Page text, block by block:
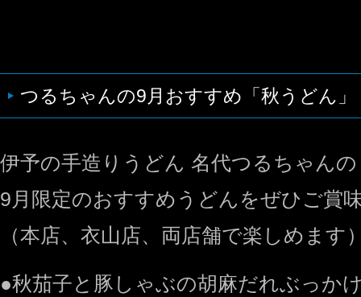
つるちゃんの9月おすすめ「秋うどん」
伊予の手造りうどん 名代つるちゃん
9月限定のおすすめうどんをぜひご賞
（本店、衣山店、両店舗で楽しめます
●秋茄子と豚しゃぶの胡麻だれぶっ